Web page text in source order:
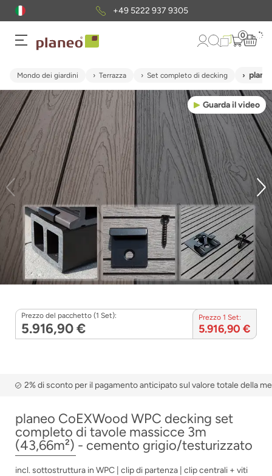
+49 5222 937 9305
0
Mondo dei giardini Terrazza Set completo di decking
Guarda il video
Prezzo del pacchetto (1 Set):
5.916,90 €
Prezzo 1 Set:
5.916,90 €
2% di sconto per il pagamento anticipato sul valore totale della
planeo CoEXWood WPC decking set
completo di tavole massicce 3m
(43,66m²) - cemento grigio/testurizzato
incl. sottostruttura in WPC | clip di partenza | clip centrali + viti